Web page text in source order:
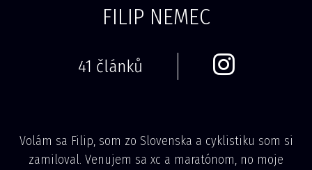
FILIP NEMEC
41 článků
Volám sa Filip, som zo Slovenska a cyklistiku som si
zamiloval. Venujem sa xc a maratónom, no moje